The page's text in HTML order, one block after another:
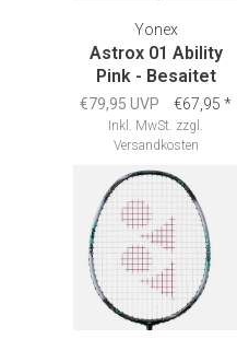
Yonex
Astrox 01 Ability
Pink - Besaitet
€79,95 UVP €67,95 *
Inkl. MwSt. zzgl.
Versandkosten